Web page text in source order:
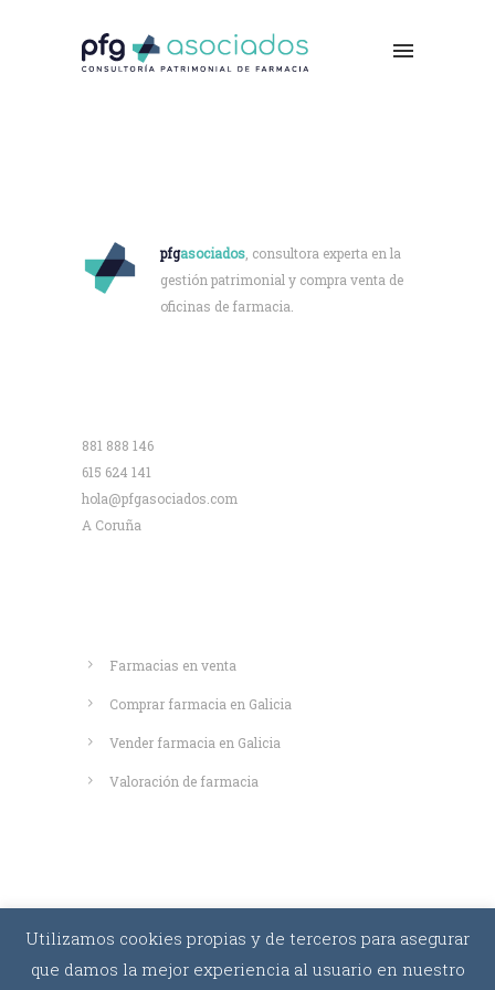
pfgasociados , consultora experta en la
gestión patrimonial y compra venta de
oficinas de farmacia.
881 888 146
615 624 141
hola@pfgasociados.com
A Coruña
Farmacias en venta
Comprar farmacia en Galicia
Vender farmacia en Galicia
Valoración de farmacia
Utilizamos cookies propias y de terceros para asegurar
que damos la mejor experiencia al usuario en nuestro